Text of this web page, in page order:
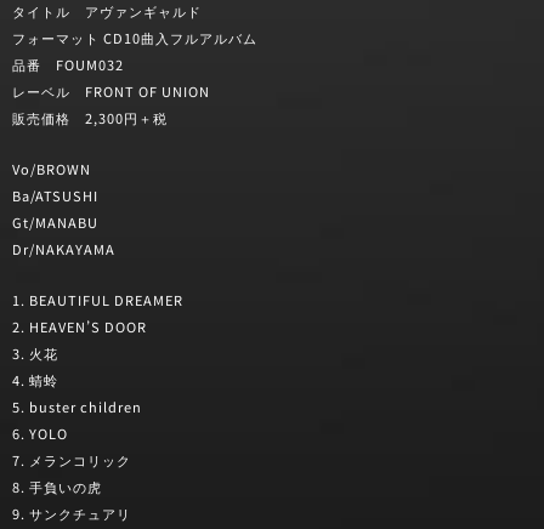
タイトル アヴァンギャルド
フォーマット CD10曲入フルアルバム
品番 FOUM032
レーベル FRONT OF UNION
販売価格 2,300円＋税
Vo/BROWN
Ba/ATSUSHI
Gt/MANABU
Dr/NAKAYAMA
1. BEAUTIFUL DREAMER
2. HEAVEN’S DOOR
3. 火花
4. 蜻蛉
5. buster children
6. YOLO
7. メランコリック
8. 手負いの虎
9. サンクチュアリ